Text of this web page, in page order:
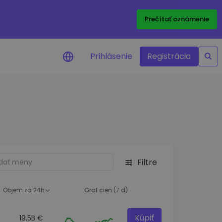
Prečítať oznámenie
príležitosti
pre optimálny
Prihlásenie Registrácia
Filtre
Objem za 24h Graf cien (7 d)
19.5B € Kúpiť